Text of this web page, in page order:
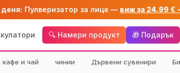
деня: Пулверизатор за лице — виж за 24.99 €
🔍 Намери продукт 🎁 Подарък
и чай чинии Дървени сувенири